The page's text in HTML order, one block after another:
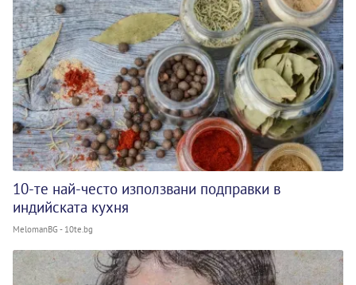
10-те най-често използвани подправки в
индийската кухня
MelomanBG - 10te.bg